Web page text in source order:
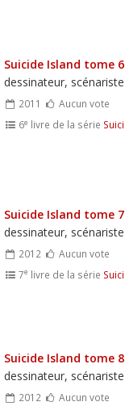
Suicide Island tome 6
dessinateur, scénariste
2011
Aucun vote
6e livre de la série
Suicide Island tome 7
dessinateur, scénariste
2012
Aucun vote
7e livre de la série
Suicide Island tome 8
dessinateur, scénariste
2012
Aucun vote